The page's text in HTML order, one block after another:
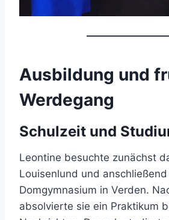
Ausbildung und
Werdegang
Schulzeit und
Leontine besuchte zunächst
Louisenlund und
Domgymnasium in Verden.
absolvierte sie ein Praktikum